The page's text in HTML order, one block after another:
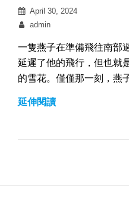
Posted
on
April 30, 2024
By
admin
一隻燕子在準備飛往南部
延遲了他的飛行，但也就
的雪花。僅僅那一刻，燕
延伸閱讀｜